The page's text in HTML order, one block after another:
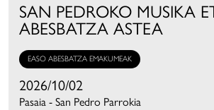
SAN PEDROKO MUSIKA
ABESBATZA ASTEA
EASO ABESBATZA EMAKUMEAK
2026/10/02
Pasaia - San Pedro Parrokia